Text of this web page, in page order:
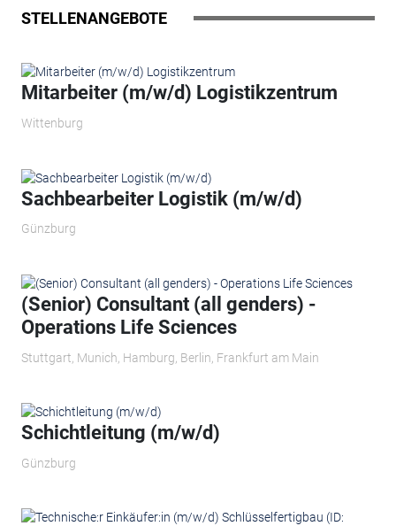
STELLENANGEBOTE
Mitarbeiter (m/w/d) Logistikzentrum
Wittenburg
Sachbearbeiter Logistik (m/w/d)
Günzburg
(Senior) Consultant (all genders) -
Operations Life Sciences
Stuttgart, Munich, Hamburg, Berlin, Frankfurt am Main
Schichtleitung (m/w/d)
Günzburg